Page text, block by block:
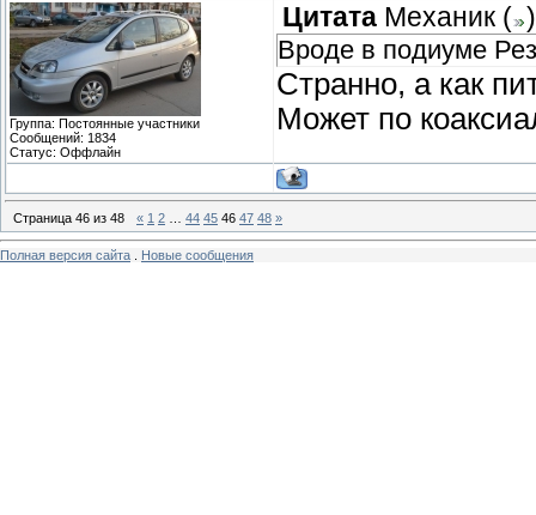
Группа: Постоянные участники
Сообщений: 1834
Статус: Оффлайн
Цитата Механик ( )
Вроде в подиуме
Странно, а как
Может по
Страница 46 из 48 « 1 2 44 45 46 47 48 »
Полная версия сайта Новые сообщения